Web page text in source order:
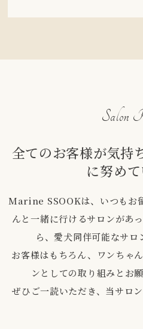
Salon
全てのお客様が気持
に努め
Marine SSOOKは、いつもお
んと一緒に行けるサロンがあ
ら、愛犬同伴可能なサロ
お客様はもちろん、ワンちゃ
ンとしての取り組みとお
ぜひご一読いただき、当サロ